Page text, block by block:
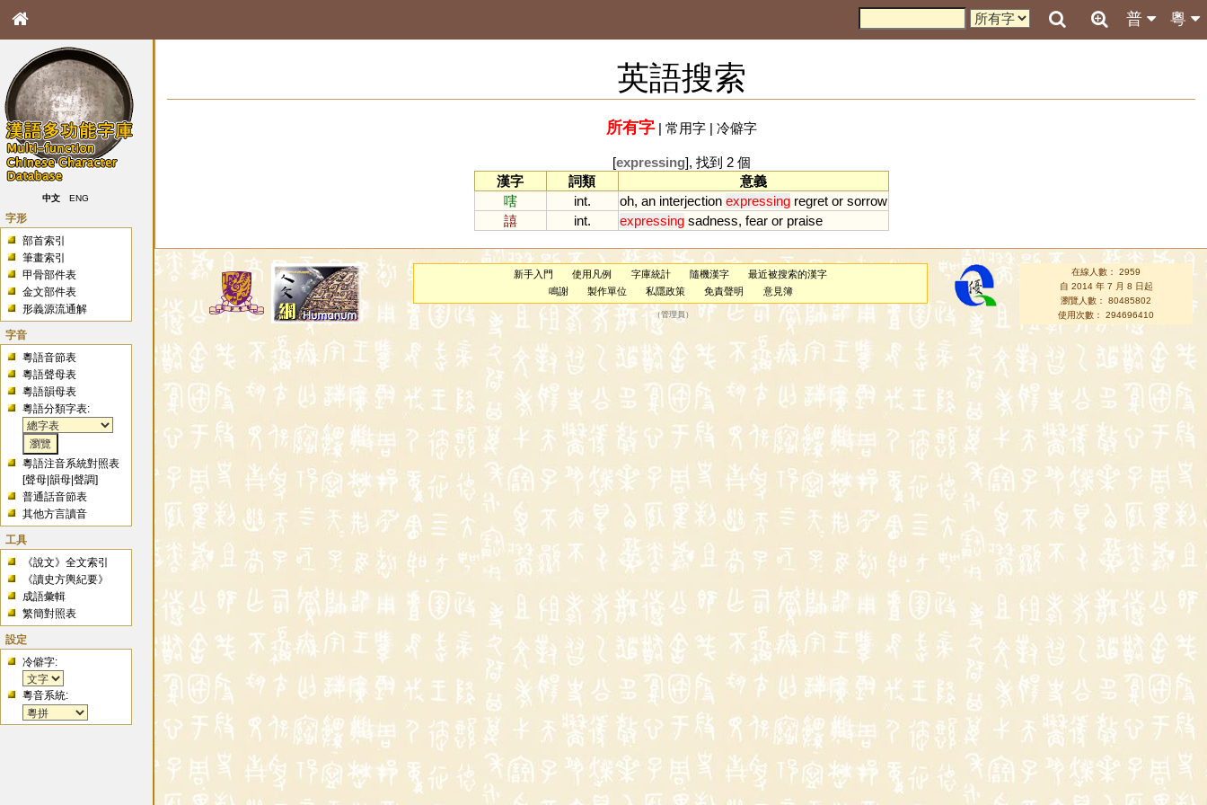
粵
普
中文 ENG
字形
部首索引
筆畫索引
甲骨部件表
金文部件表
形義源流通解
字音
粵語音節表
粵語聲母表
粵語韻母表
粵語分類字表:
粵語注音系統對照表
[聲母 |韻母 |聲調]
普通話音節表
其他方言讀音
工具
《說文》全文索引
《讀史方輿紀要》
成語彙輯
繁簡對照表
設定
冷僻字:
粵音系統:
英語搜索
所有字| 常用字| 冷僻字
[expressing], 找到 2 個
漢字
詞類
意義
嗐
int. oh, an interjection expressing regret or sorrow
譆
int. expressing sadness, fear or praise
新手入門 使用凡例 字庫統計 隨機漢字
最近被搜索的漢字
鳴謝
製作單位 私隱政策 免責聲明 意見簿
（管理員 ）
在線人數： 2959
自 2014 年 7 月 8 日起
瀏覽人數： 80485802
使用次數： 294696410